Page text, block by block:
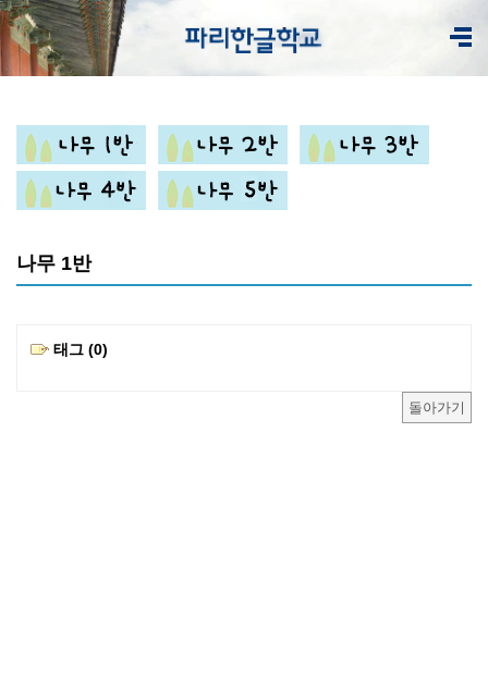
나무 1반
태그 (0)
돌아가기